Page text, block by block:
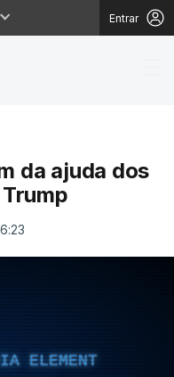
Entrar
da ajuda dos
ELEMENT